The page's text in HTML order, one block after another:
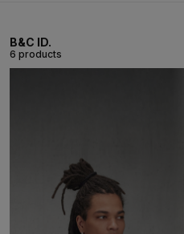
B&C ID.
6 products